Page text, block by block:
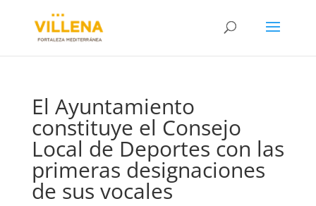
El Ayuntamiento
constituye el Consejo
Local de Deportes con las
primeras designaciones
de sus vocales